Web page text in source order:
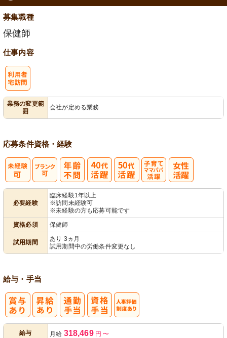
募集職種
保健師
仕事内容
業務の変更範
囲
会社が定める業務
応募条件資格・経験
必要経験
臨床経験1年以上
※訪問未経験可
※未経験の方も応募可能です
資格必須
保健師
試用期間
あり 3ヵ月
試用期間中の労働条件変更なし
給与・手当
給与 月給 318,469円〜